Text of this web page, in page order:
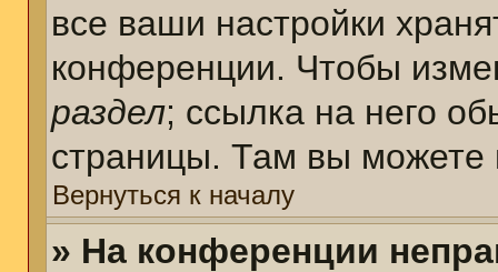
все ваши настройки
конференции. Чтобы
раздел; ссылка на него
страницы. Там вы можете
Вернуться к началу
» На конференции